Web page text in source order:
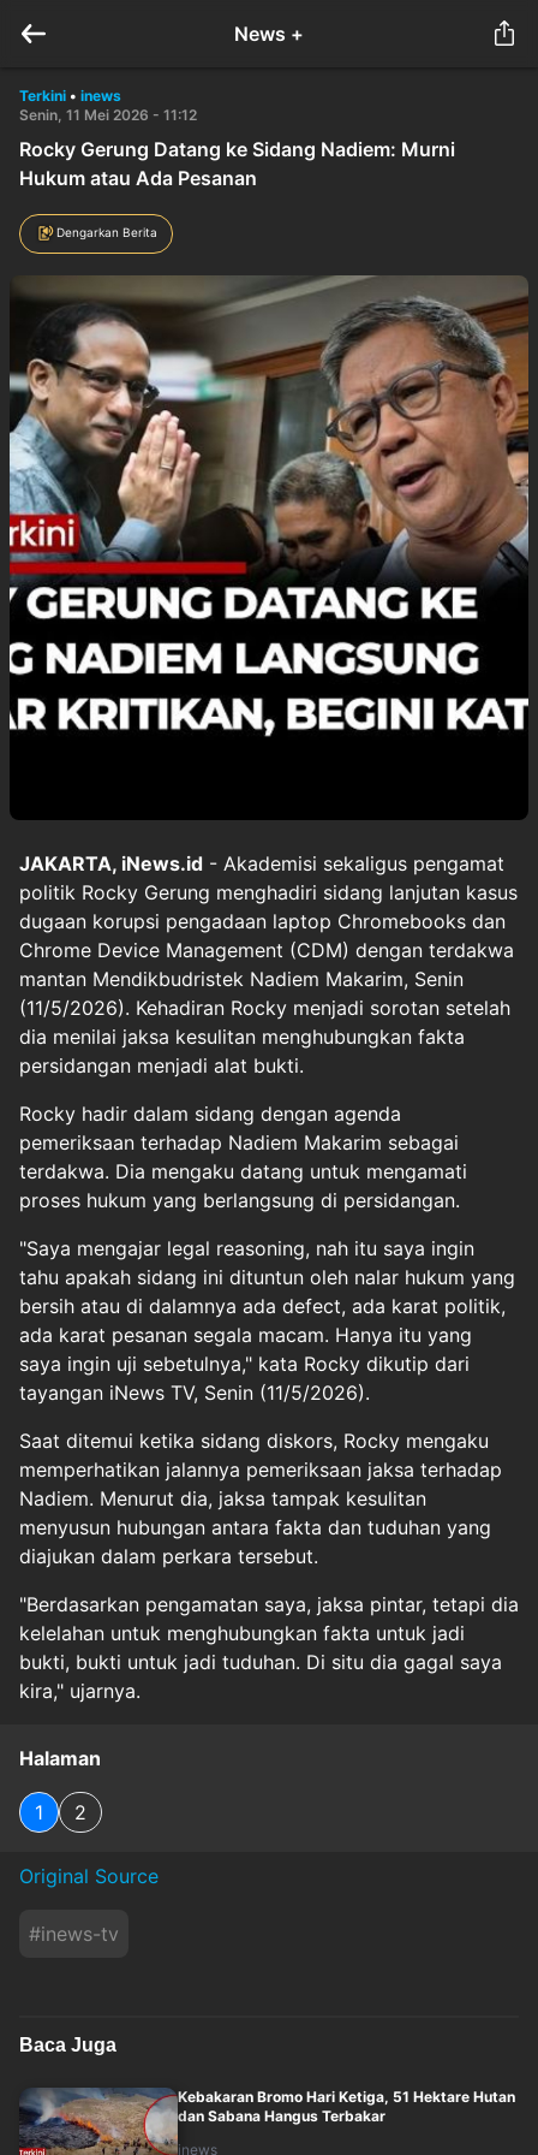
News +
Terkini • inews
Senin, 11 Mei 2026 - 11:12
Rocky Gerung Datang ke Sidang Nadiem: Murni
Hukum atau Ada Pesanan
Dengarkan Berita
JAKARTA, iNews.id - Akademisi sekaligus pengamat
politik Rocky Gerung menghadiri sidang lanjutan kasus
dugaan korupsi pengadaan laptop Chromebooks dan
Chrome Device Management (CDM) dengan terdakwa
mantan Mendikbudristek Nadiem Makarim, Senin
(11/5/2026). Kehadiran Rocky menjadi sorotan setelah
dia menilai jaksa kesulitan menghubungkan fakta
persidangan menjadi alat bukti.
Rocky hadir dalam sidang dengan agenda
pemeriksaan terhadap Nadiem Makarim sebagai
terdakwa. Dia mengaku datang untuk mengamati
proses hukum yang berlangsung di persidangan.
"Saya mengajar legal reasoning, nah itu saya ingin
tahu apakah sidang ini dituntun oleh nalar hukum yang
bersih atau di dalamnya ada defect, ada karat politik,
ada karat pesanan segala macam. Hanya itu yang
saya ingin uji sebetulnya," kata Rocky dikutip dari
tayangan iNews TV, Senin (11/5/2026).
Saat ditemui ketika sidang diskors, Rocky mengaku
memperhatikan jalannya pemeriksaan jaksa terhadap
Nadiem. Menurut dia, jaksa tampak kesulitan
menyusun hubungan antara fakta dan tuduhan yang
diajukan dalam perkara tersebut.
"Berdasarkan pengamatan saya, jaksa pintar, tetapi dia
kelelahan untuk menghubungkan fakta untuk jadi
bukti, bukti untuk jadi tuduhan. Di situ dia gagal saya
kira," ujarnya.
Halaman
1 2
Original Source
#inews-tv
Baca Juga
Kebakaran Bromo Hari Ketiga, 51 Hektare Hutan
dan Sabana Hangus Terbakar
inews